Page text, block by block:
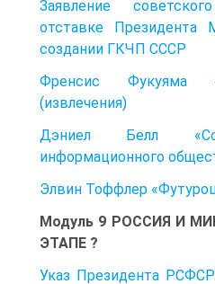
Заявление
отставке
создании ГКЧП СССР
Френсис Фукуяма
(извлечения)
Дэниел Белл
информационного
Элвин Тоффлер
Модуль 9 РОССИЯ И
ЭТАПЕ ?
Указ Президента